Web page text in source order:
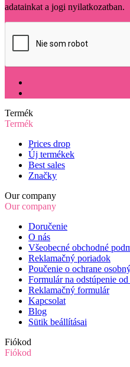
adatainkat a jogi nyilatkozatban.
Termék
Termék
Prices drop
Új termékek
Best sales
Značky
Our company
Our company
Doručenie
O nás
Všeobecné obchodné
Reklamačný poriadok
Poučenie o ochrane
Formulár na odstúpenie
Reklamačný formulár
Kapcsolat
Blog
Sütik beállításai
Fiókod
Fiókod